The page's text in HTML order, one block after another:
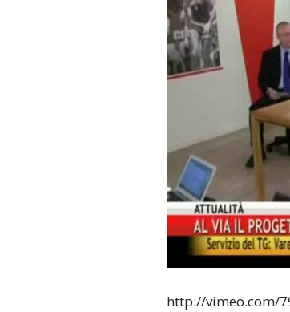
http://vimeo.com/